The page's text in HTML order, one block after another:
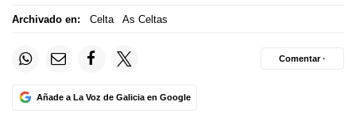
Archivado en: Celta As Celtas
Añade a La Voz de Galicia en Google
Comentar ·